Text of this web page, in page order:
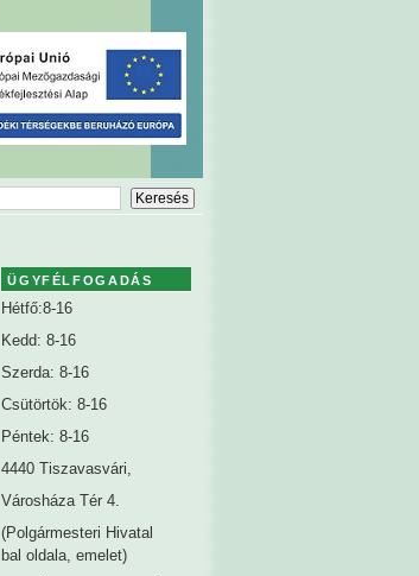
ÜGYFÉLFOGADÁS
Hétfő:8-16
Kedd: 8-16
Szerda: 8-16
Csütörtök: 8-16
Péntek: 8-16
4440 Tiszavasvári,
Városháza Tér 4.
(Polgármesteri Hivatal
bal oldala, emelet)